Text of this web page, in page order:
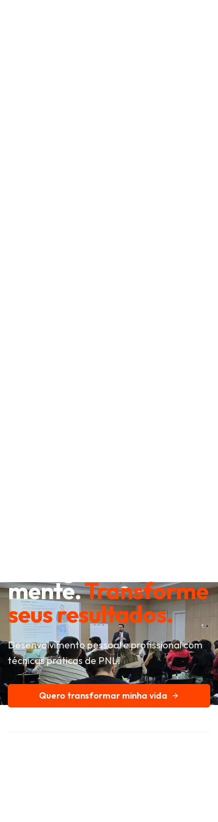
mente.Transforme
seus resultados.
Desenvolvimento pessoal e profissional com
técnicas práticas de PNL.
Quero transformar minha vida